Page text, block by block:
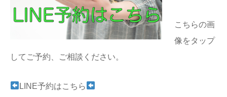
こちらの画
像をタップ
してご予約、ご相談ください。
LINE予約はこちら